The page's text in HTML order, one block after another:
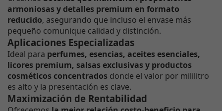
armoniosas y detalles premium en formato
reducido, asegurando que incluso el envase más
pequeño comunique calidad y distinción.
Aplicaciones Especializadas
Ideal para perfumes, esencias, aceites esenciales,
licores premium, salsas exclusivas y productos
cosméticos concentrados donde el valor por mililitro
es alto y la presentación es clave.
Maximización de Rentabilidad